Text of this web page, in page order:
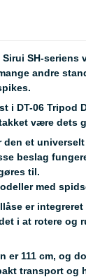
SH-seriens
andre
i DT-06 Tripod
være dets
et
beslag
til.
med
er
i at rotere og
er 111 cm, og
transport og